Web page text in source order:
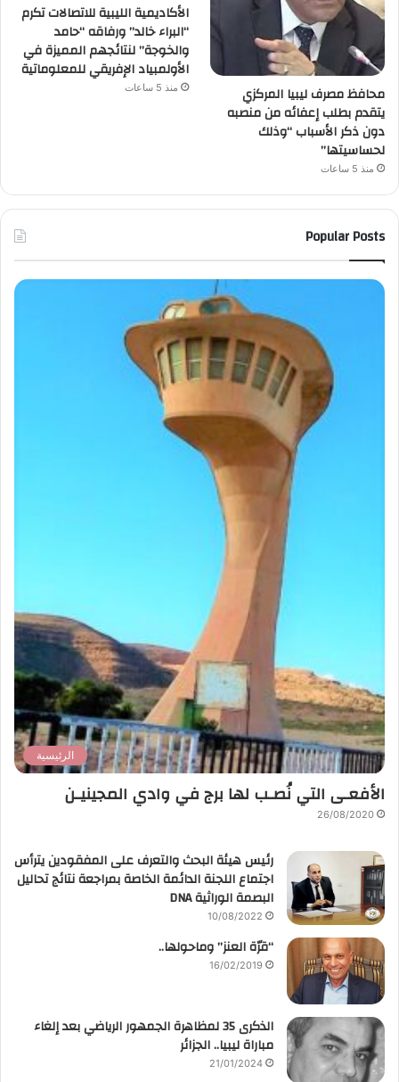
محافظ مصرف ليبيا المركزي
يتقدم بطلب إعفائه من منصبه
دون ذكر الأسباب “وذلك
لحساسيتها”
منذ 5 ساعات
الأكاديمية الليبية للاتصالات تكرم
“البراء خالد” ورفاقه “حامد
والخوجة” لنتائجهم المميزة في
الأولمبياد الإفريقي للمعلوماتية
منذ 5 ساعات
Popular Posts
الرئيسية
الأفعـى التي نُصـب لها برج في وادي المجينيـن
26/08/2020
رئيس هيئة البحث والتعرف على المفقودين يترأس
اجتماع اللجنة الدائمة الخاصة بمراجعة نتائج تحاليل
البصمة الوراثية DNA
10/08/2022
“قرّة العنز” وماحولها..
16/02/2019
الذكرى 35 لمظاهرة الجمهور الرياضي بعد إلغاء
مباراة ليبيا.. الجزائر
21/01/2024